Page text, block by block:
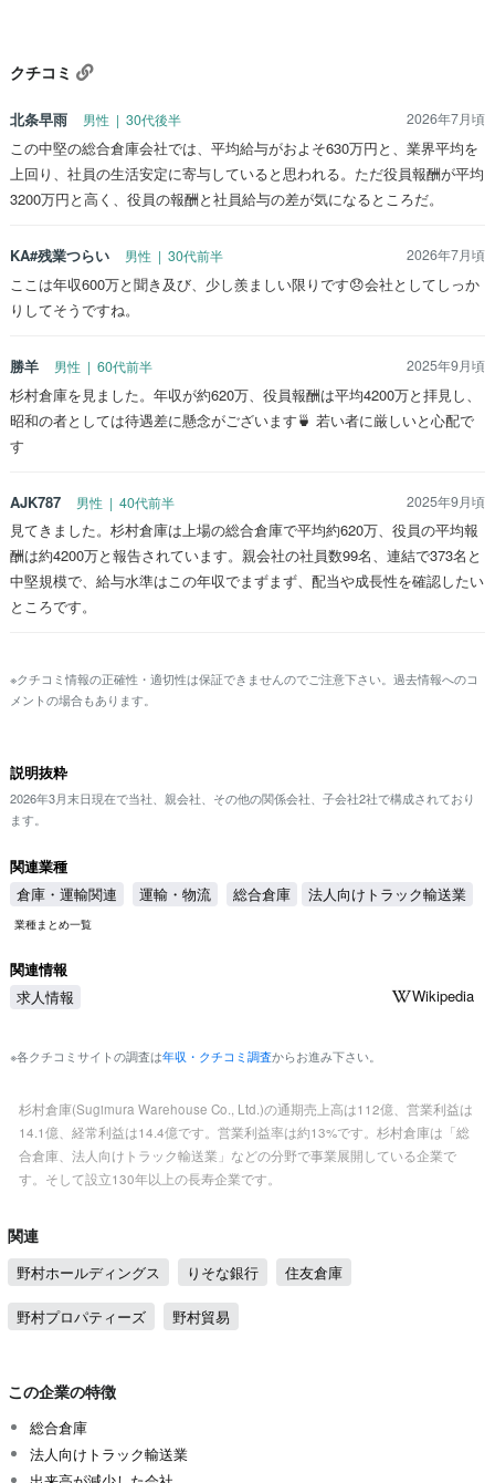
クチコミ
北条早雨 男性 | 30代後半 2026年7月頃
この中堅の総合倉庫会社では、平均給与がおよそ630万円と、業界平均を
上回り、社員の生活安定に寄与していると思われる。ただ役員報酬が平均
3200万円と高く、役員の報酬と社員給与の差が気になるところだ。
KA#残業つらい 男性 | 30代前半 2026年7月頃
ここは年収600万と聞き及び、少し羨ましい限りです😞会社としてしっか
りしてそうですね。
勝羊 男性 | 60代前半 2025年9月頃
杉村倉庫を見ました。年収が約620万、役員報酬は平均4200万と拝見し、
昭和の者としては待遇差に懸念がございます🍵 若い者に厳しいと心配で
す
AJK787 男性 | 40代前半 2025年9月頃
見てきました。杉村倉庫は上場の総合倉庫で平均約620万、役員の平均報
酬は約4200万と報告されています。親会社の社員数99名、連結で373名と
中堅規模で、給与水準はこの年収でまずまず、配当や成長性を確認したい
ところです。
※クチコミ情報の正確性・適切性は保証できませんのでご注意下さい。過去情報へのコ
メントの場合もあります。
説明抜粋
2026年3月末日現在で当社、親会社、その他の関係会社、子会社2社で構成されており
ます。
関連業種
倉庫・運輸関連
運輸・物流 総合倉庫 法人向けトラック輸送業
業種まとめ一覧
関連情報
求人情報
Wikipedia
※各クチコミサイトの調査は年収・クチコミ調査からお進み下さい。
杉村倉庫(Sugimura Warehouse Co., Ltd.)の通期売上高は112億、営業利益は
14.1億、経常利益は14.4億です。営業利益率は約13%です。杉村倉庫は「総
合倉庫、法人向けトラック輸送業」などの分野で事業展開している企業で
す。そして設立130年以上の長寿企業です。
関連
野村ホールディングス りそな銀行 住友倉庫
野村プロパティーズ 野村貿易
この企業の特徴
総合倉庫
法人向けトラック輸送業